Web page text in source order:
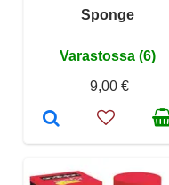
Sponge
Varastossa (6)
9,00 €